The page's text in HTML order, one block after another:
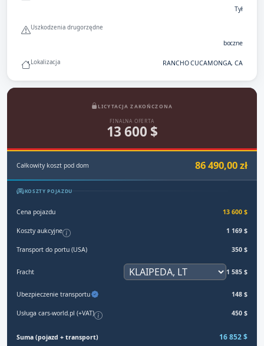
Tył
Uszkodzenia drugorzędne
boczne
Lokalizacja RANCHO CUCAMONGA, CA
LICYTACJA ZAKOŃCZONA
FINALNA OFERTA
13 600 $
Całkowity koszt pod dom 86 490,00 zł
KOSZTY POJAZDU
Cena pojazdu 13 600 $
Koszty aukcyjne 1 169 $
Transport do portu (USA) 350 $
Fracht 1 585 $
Ubezpieczenie transportu 148 $
Usługa cars-world.pl (+VAT) 450 $
Suma (pojazd + transport) 16 852 $